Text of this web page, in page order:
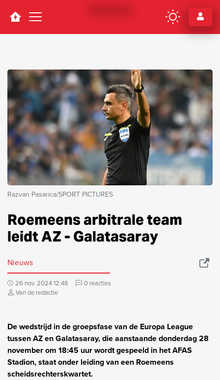
Navigation
Razvan Pasarica/SPORT PICTURES
Roemeens arbitrale team
leidt AZ - Galatasaray
Nieuws
26 nov. 2024 12:48
0 reacties
Van de redactie
De wedstrijd in de groepsfase van de Europa League
tussen AZ en Galatasaray, die aanstaande donderdag 28
november om 18:45 uur wordt gespeeld in het AFAS
Stadion, staat onder leiding van een Roemeens
scheidsrechterskwartet.